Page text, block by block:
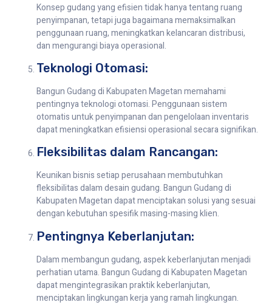
Konsep gudang yang efisien tidak hanya tentang ruang
penyimpanan, tetapi juga bagaimana memaksimalkan
penggunaan ruang, meningkatkan kelancaran distribusi,
dan mengurangi biaya operasional.
Teknologi Otomasi:
Bangun Gudang di Kabupaten Magetan memahami
pentingnya teknologi otomasi. Penggunaan sistem
otomatis untuk penyimpanan dan pengelolaan inventaris
dapat meningkatkan efisiensi operasional secara signifikan.
Fleksibilitas dalam Rancangan:
Keunikan bisnis setiap perusahaan membutuhkan
fleksibilitas dalam desain gudang. Bangun Gudang di
Kabupaten Magetan dapat menciptakan solusi yang sesuai
dengan kebutuhan spesifik masing-masing klien.
Pentingnya Keberlanjutan:
Dalam membangun gudang, aspek keberlanjutan menjadi
perhatian utama. Bangun Gudang di Kabupaten Magetan
dapat mengintegrasikan praktik keberlanjutan,
menciptakan lingkungan kerja yang ramah lingkungan.